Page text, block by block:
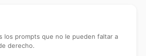
los prompts que no le pueden faltar a
derecho.